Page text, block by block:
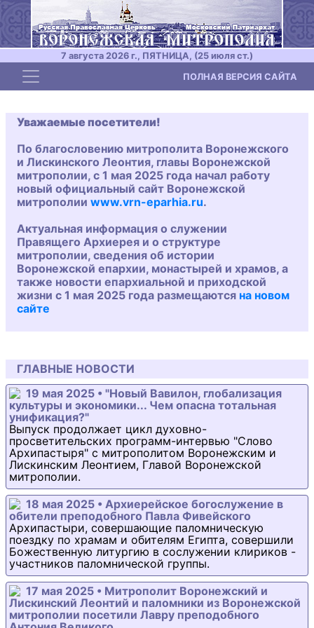
7 августа 2026 г., ПЯТНИЦА, (25 июля ст.)
Toggle navigation ПОЛНАЯ ВЕРСИЯ САЙТА
Уважаемые посетители!
По благословению митрополита Воронежского
и Лискинского Леонтия, главы Воронежской
митрополии, с 1 мая 2025 года начал работу
новый официальный сайт Воронежской
митрополии www.vrn-eparhia.ru.
Актуальная информация о служении
Правящего Архиерея и о структуре
митрополии, сведения об истории
Воронежской епархии, монастырей и храмов, а
также новости епархиальной и приходской
жизни с 1 мая 2025 года размещаются на новом
сайте
ГЛАВНЫЕ НОВОСТИ
19 мая 2025 • "Новый Вавилон, глобализация
культуры и экономики... Чем опасна тотальная
унификация?"
Выпуск продолжает цикл духовно-
просветительских программ-интервью "Слово
Архипастыря" с митрополитом Воронежским и
Лискинским Леонтием, Главой Воронежской
митрополии.
18 мая 2025 • Архиерейское богослужение в
обители преподобного Павла Фивейского
Архипастыри, совершающие паломническую
поездку по храмам и обителям Египта, совершили
Божественную литургию в сослужении клириков -
участников паломнической группы.
17 мая 2025 • Митрополит Воронежский и
Лискинский Леонтий и паломники из Воронежской
митрополии посетили Лавру преподобного